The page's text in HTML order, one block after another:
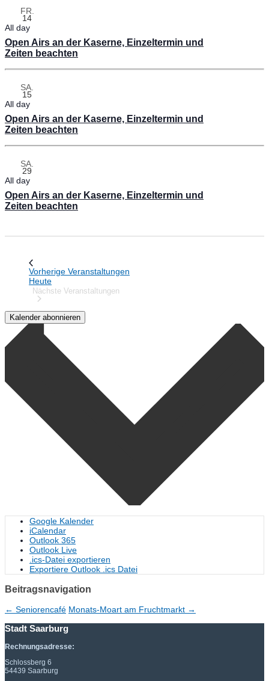
FR.
14
All day
Open Airs an der Kaserne, Einzeltermin und
Zeiten beachten
SA.
15
All day
Open Airs an der Kaserne, Einzeltermin und
Zeiten beachten
SA.
29
All day
Open Airs an der Kaserne, Einzeltermin und
Zeiten beachten
Vorherige Veranstaltungen
Heute
Nächste Veranstaltungen
Kalender abonnieren
Google Kalender
iCalendar
Outlook 365
Outlook Live
.ics-Datei exportieren
Exportiere Outlook .ics Datei
Beitragsnavigation
← Seniorencafé Monats-Moart am Fruchtmarkt →
Stadt Saarburg
Rechnungsadresse:
Schlossberg 6
54439 Saarburg